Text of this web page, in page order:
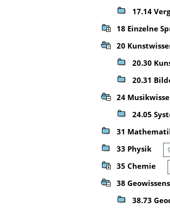
17.14
18 Einzelne
20
20.30
20.31
24
24.05
31
33 Physik
35 Chemie
38
38.73